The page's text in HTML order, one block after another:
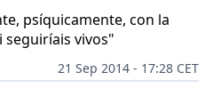
psíquicamente, con la
vivos"
21 Sep 2014 - 17:28 CET